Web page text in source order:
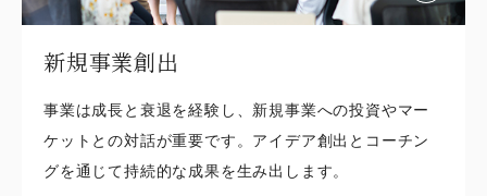
新規事業創出
事業は成長と衰退を経験し、新規事業への投資やマー
ケットとの対話が重要です。アイデア創出とコーチン
グを通じて持続的な成果を生み出します。